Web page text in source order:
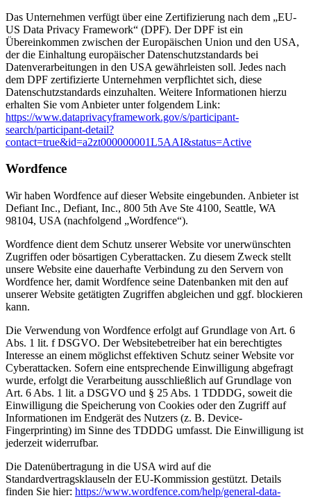
Das Unternehmen verfügt über eine Zertifizierung nach dem „EU-
US Data Privacy Framework“ (DPF). Der DPF ist ein
Übereinkommen zwischen der Europäischen Union und den USA,
der die Einhaltung europäischer Datenschutzstandards bei
Datenverarbeitungen in den USA gewährleisten soll. Jedes nach
dem DPF zertifizierte Unternehmen verpflichtet sich, diese
Datenschutzstandards einzuhalten. Weitere Informationen hierzu
erhalten Sie vom Anbieter unter folgendem Link:
https://www.dataprivacyframework.gov/s/participant-
search/participant-detail?
contact=true&id=a2zt000000001L5AAI&status=Active
Wordfence
Wir haben Wordfence auf dieser Website eingebunden. Anbieter ist
Defiant Inc., Defiant, Inc., 800 5th Ave Ste 4100, Seattle, WA
98104, USA (nachfolgend „Wordfence“).
Wordfence dient dem Schutz unserer Website vor unerwünschten
Zugriffen oder bösartigen Cyberattacken. Zu diesem Zweck stellt
unsere Website eine dauerhafte Verbindung zu den Servern von
Wordfence her, damit Wordfence seine Datenbanken mit den auf
unserer Website getätigten Zugriffen abgleichen und ggf. blockieren
kann.
Die Verwendung von Wordfence erfolgt auf Grundlage von Art. 6
Abs. 1 lit. f DSGVO. Der Websitebetreiber hat ein berechtigtes
Interesse an einem möglichst effektiven Schutz seiner Website vor
Cyberattacken. Sofern eine entsprechende Einwilligung abgefragt
wurde, erfolgt die Verarbeitung ausschließlich auf Grundlage von
Art. 6 Abs. 1 lit. a DSGVO und § 25 Abs. 1 TDDDG, soweit die
Einwilligung die Speicherung von Cookies oder den Zugriff auf
Informationen im Endgerät des Nutzers (z. B. Device-
Fingerprinting) im Sinne des TDDDG umfasst. Die Einwilligung ist
jederzeit widerrufbar.
Die Datenübertragung in die USA wird auf die
Standardvertragsklauseln der EU-Kommission gestützt. Details
finden Sie hier: https://www.wordfence.com/help/general-data-